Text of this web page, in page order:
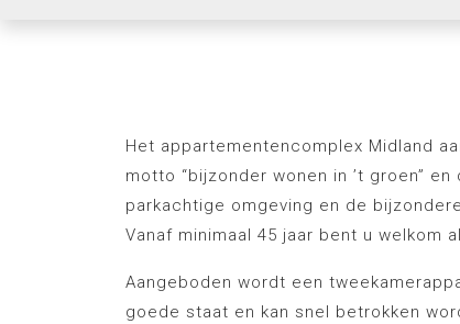
Het appartementencomplex Midland
motto “bijzonder wonen in ’t groen”
parkachtige omgeving en de
Vanaf minimaal 45 jaar bent u welkom
Aangeboden wordt een
goede staat en kan snel betrokken